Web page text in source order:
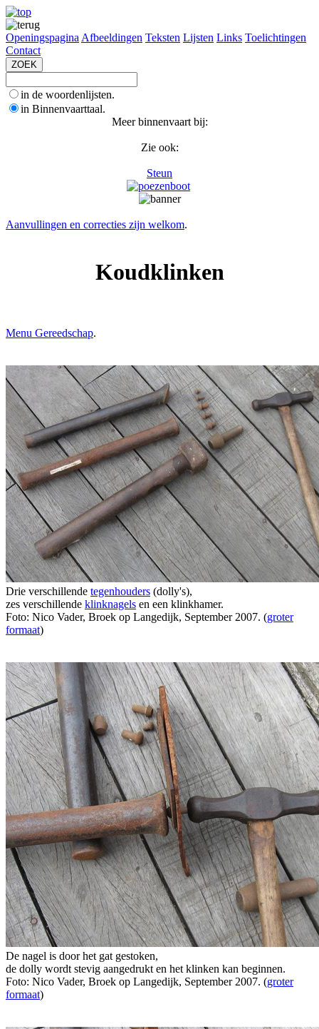
Openingspagina Afbeeldingen Teksten Lijsten Links Toelichtingen
Contact
in de woordenlijsten.
in Binnenvaarttaal.
Meer binnenvaart bij:
Zie ook:
Steun
Aanvullingen en correcties zijn welkom.
Koudklinken
Menu Gereedschap.
Drie verschillende tegenhouders (dolly's),
zes verschillende klinknagels en een klinkhamer.
Foto: Nico Vader, Broek op Langedijk, September 2007. (groter
formaat)
De nagel is door het gat gestoken,
de dolly wordt stevig aangedrukt en het klinken kan beginnen.
Foto: Nico Vader, Broek op Langedijk, September 2007. (groter
formaat)